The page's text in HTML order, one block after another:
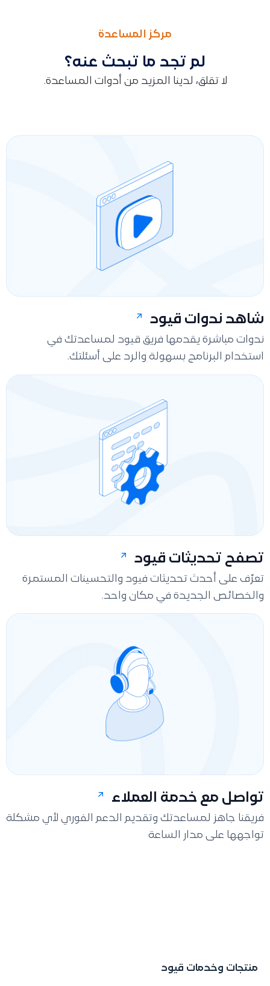
مركز المساعدة
لم تجد ما تبحث عنه؟
لا تقلق، لدينا المزيد من أدوات المساعدة.
شاهد ندوات قيود
ندوات مباشرة يقدمها فريق قيود لمساعدتك في
استخدام البرنامج بسهولة والرد على أسئلتك.
تصفح تحديثات قيود
تعرّف على أحدث تحديثات فيود والتحسينات المستمرة
والخصائص الجديدة في مكان واحد.
تواصل مع خدمة العملاء
فريقنا جاهز لمساعدتك وتقديم الدعم الفوري لأي مشكلة
تواجهها على مدار الساعة
منتجات وخدمات قيود